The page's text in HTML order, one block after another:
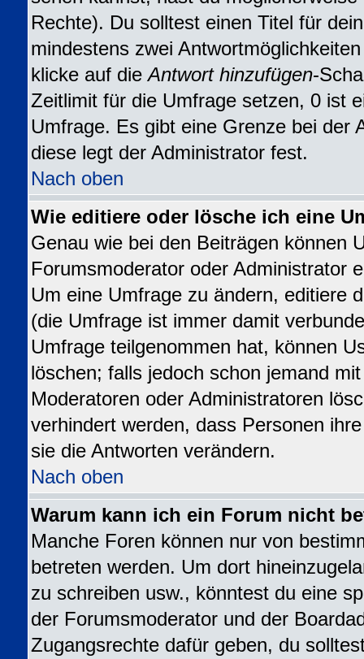
Rechte). Du solltest einen Titel für
mindestens zwei
klicke auf dieAntwort hinzufügen-
Zeitlimit für die Umfrage setzen, 0 ist
Umfrage. Es gibt eine Grenze bei der
diese legt der Administrator fest.
Nach oben
Wie editiere oder lösche ich eine
Genau wie bei den Beiträgen können
Forumsmoderator oder Administrator
Um eine Umfrage zu ändern, editiere
(die Umfrage ist immer damit
Umfrage teilgenommen hat, können
löschen; falls jedoch schon jemand
Moderatoren oder Administratoren
verhindert werden, dass Personen
sie die Antworten verändern.
Nach oben
Warum kann ich ein Forum nicht
Manche Foren können nur von
betreten werden. Um dort
zu schreiben usw., könntest du eine
der Forumsmoderator und der
Zugangsrechte dafür geben, du